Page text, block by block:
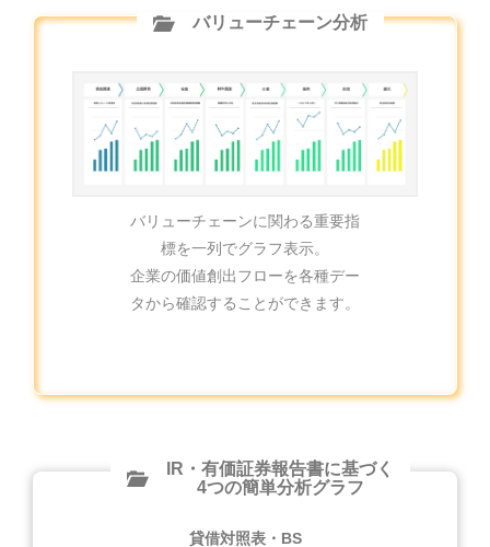
バリューチェーン分析
バリューチェーンに関わる重要指
標を一列でグラフ表示。
企業の価値創出フローを各種デー
タから確認することができます。
IR・有価証券報告書に基づく
4つの簡単分析グラフ
貸借対照表・BS